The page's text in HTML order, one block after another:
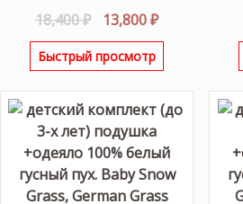
18,400₽
Первоначальная
цена
составляла
13,800₽Текущая
цена:
Быстрый просмотр